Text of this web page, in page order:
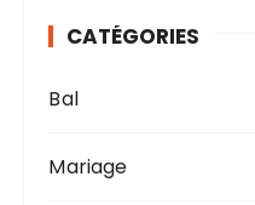
CATÉGORIES
Bal
Mariage